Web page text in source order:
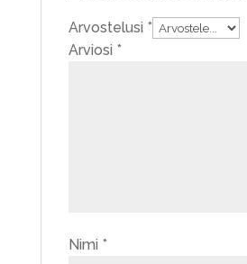
Arvostelusi *
Arviosi *
Nimi *